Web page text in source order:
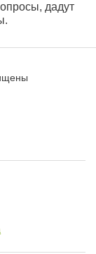
дадут